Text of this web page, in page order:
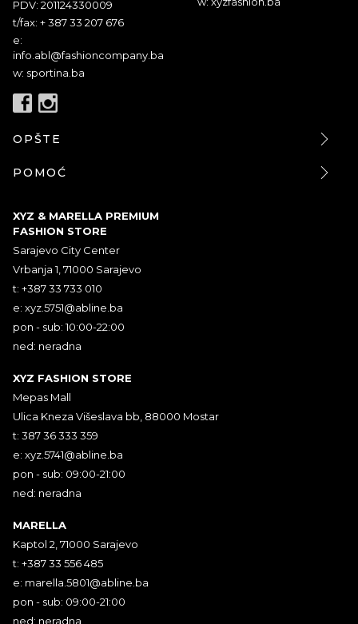
PDV: 201124330009
t/fax: + 387 33 207 676
e:
info.abl@fashioncompany.ba
w: sportina.ba
OPŠTE
POMOĆ
XYZ & MARELLA PREMIUM
FASHION STORE
Sarajevo City Center
Vrbanja 1, 71000 Sarajevo
t: +387 33 733 010
e: xyz.5751@abline.ba
pon - sub: 10:00-22:00
ned: neradna
XYZ FASHION STORE
Mepas Mall
Ulica Kneza Višeslava bb, 88000 Mostar
t: 387 36 333 359
e: xyz.5741@abline.ba
pon - sub: 09:00-21:00
ned: neradna
MARELLA
Kaptol 2, 71000 Sarajevo
t: +387 33 556 485
e: marella.5801@abline.ba
pon - sub: 09:00-21:00
ned: neradna